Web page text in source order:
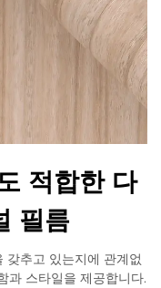
적합한 다
필름
갖추고 있는지에 관계없
과 스타일을 제공합니다.